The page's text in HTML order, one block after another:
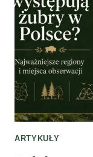
ARTYKUŁY